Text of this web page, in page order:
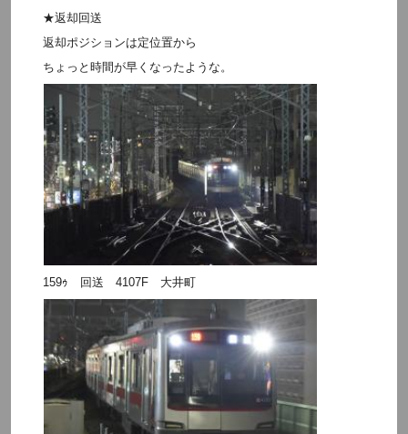
★返却回送
返却ポジションは定位置から
ちょっと時間が早くなったような。
159ｩ 回送 4107F 大井町